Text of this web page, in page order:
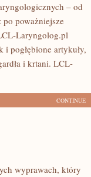
– od
poważniejsze
Laryngolog.pl
pogłębione artykuły,
i krtani. LCL-
CONTINUE
wyprawach, który